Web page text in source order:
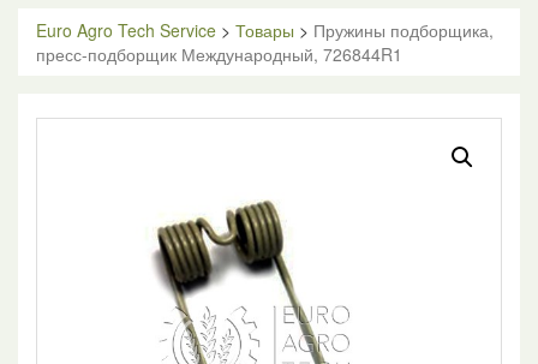
Euro Agro Tech Service > Товары > Пружины подборщика,
пресс-подборщик Международный, 726844R1